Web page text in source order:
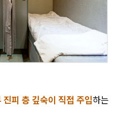
진피 층 깊숙이 직접 주입하는